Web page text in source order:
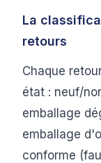
La
retours
Chaque
état : neuf/
emballage
emballage
conforme